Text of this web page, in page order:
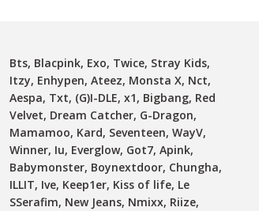
Bts, Blacpink, Exo, Twice, Stray Kids,
Itzy, Enhypen, Ateez, Monsta X, Nct,
Aespa, Txt, (G)I-DLE, x1, Bigbang, Red
Velvet, Dream Catcher, G-Dragon,
Mamamoo, Kard, Seventeen, WayV,
Winner, Iu, Everglow, Got7, Apink,
Babymonster, Boynextdoor, Chungha,
ILLIT, Ive, Keep1er, Kiss of life, Le
SSerafim, New Jeans, Nmixx, Riize,